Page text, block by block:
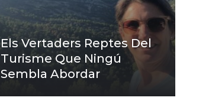
Els Vertaders Reptes Del
Turisme Que Ningú
Sembla Abordar